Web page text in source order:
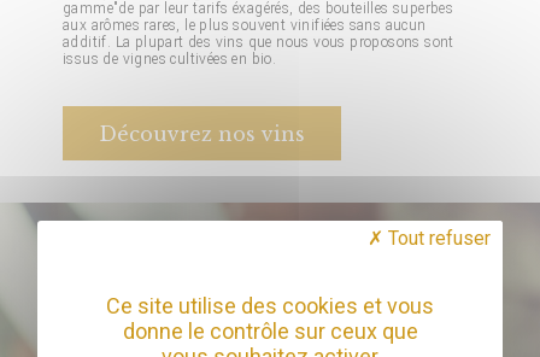
gamme"de par leur tarifs éxagérés, des bouteilles superbes
aux arômes rares, le plus souvent vinifiées sans aucun
additif. La plupart des vins que nous vous proposons sont
issus de vignes cultivées en bio.
Découvrez nos vins
Ce site utilise des cookies et vous
donne le contrôle sur ceux que
Tout refuser